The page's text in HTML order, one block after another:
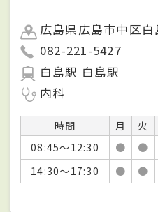
広島県広島市中区
082-221-5427
白島駅 白島駅
内科
時間 月 火
08:45～12:30
● ●
14:30～17:30
● ●